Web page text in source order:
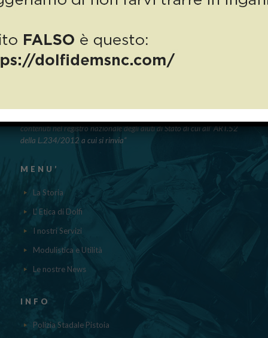
contenuti nel registro nazionale degli aiuti di Stato di cui all’ ART.52
della L.234/2012 a cui si rinvia“
MENU’
La Storia
L' Etica di Dolfi
I nostri Servizi
Modulistica e Utilità
Le nostre News
INFO
Polizia Stadale Pistoia